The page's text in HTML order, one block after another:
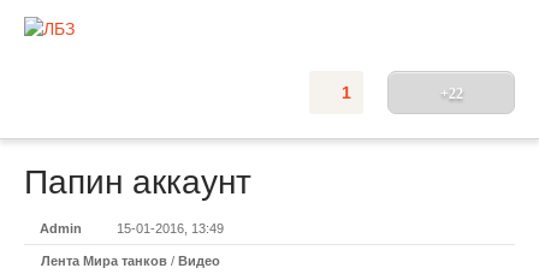
+22
1
Папин аккаунт
Admin 15-01-2016, 13:49
Лента Мира танков / Видео